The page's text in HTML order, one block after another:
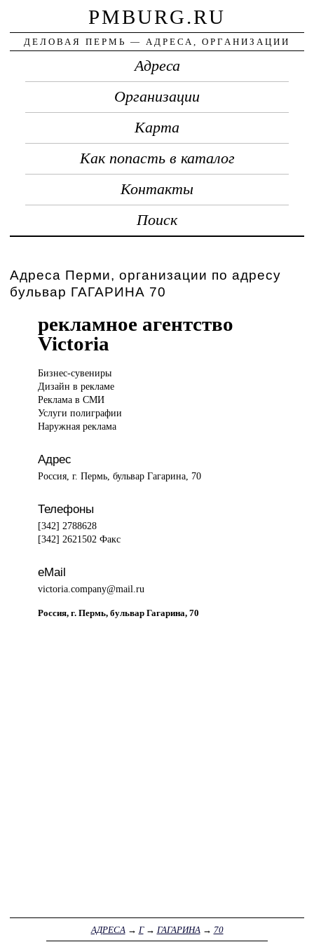
PMBURG.RU
ДЕЛОВАЯ ПЕРМЬ — АДРЕСА, ОРГАНИЗАЦИИ
Адреса
Организации
Карта
Как попасть в каталог
Контакты
Поиск
Адреса Перми, организации по адресу
бульвар ГАГАРИНА 70
рекламное агентство
Victoria
Бизнес-сувениры
Дизайнв рекламе
Реклама в СМИ
Услуги полиграфии
Наружная реклама
Адрес
Россия, г. Пермь, бульвар Гагарина, 70
Телефоны
[342] 2788628
[342] 2621502 Факс
eMail
victoria.company@mail.ru
Россия, г. Пермь, бульвар Гагарина, 70
АДРЕСА → Г→ ГАГАРИНА → 70